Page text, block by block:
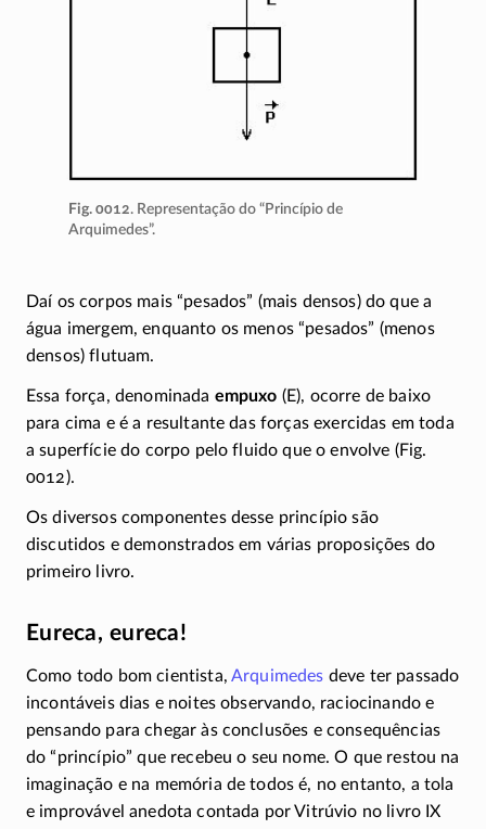
Fig. 0012. Representação do “Princípio de
Arquimedes”.
Daí os corpos mais “pesados” (mais densos) do que a
água imergem, enquanto os menos “pesados” (menos
densos) flutuam.
Essa força, denominada empuxo (E), ocorre de baixo
para cima e é a resultante das forças exercidas em toda
a superfície do corpo pelo fluido que o envolve (Fig.
0012).
Os diversos componentes desse princípio são
discutidos e demonstrados em várias proposições do
primeiro livro.
Eureca, eureca!
Como todo bom cientista,Arquimedes deve ter passado
incontáveis dias e noites observando, raciocinando e
pensando para chegar às conclusões e consequências
do “princípio” que recebeu o seu nome. O que restou na
imaginação e na memória de todos é, no entanto, a tola
e improvável anedota contada por Vitrúvio no livro IX